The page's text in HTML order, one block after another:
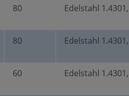
80 Edelstahl
80 Edelstahl
60 Edelstahl